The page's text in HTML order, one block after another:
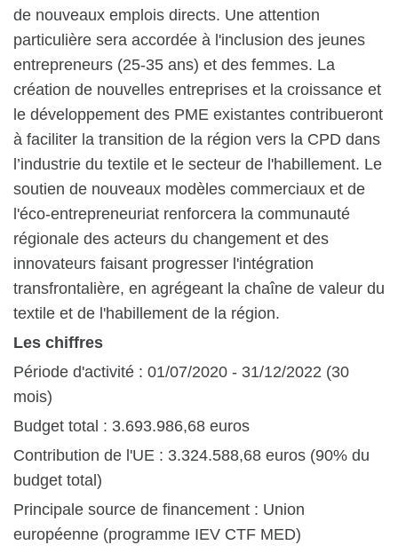
de nouveaux emplois directs. Une attention
particulière sera accordée à l'inclusion des jeunes
entrepreneurs (25-35 ans) et des femmes. La
création de nouvelles entreprises et la croissance et
le développement des PME existantes contribueront
à faciliter la transition de la région vers la CPD dans
l’industrie du textile et le secteur de l'habillement. Le
soutien de nouveaux modèles commerciaux et de
l'éco-entrepreneuriat renforcera la communauté
régionale des acteurs du changement et des
innovateurs faisant progresser l'intégration
transfrontalière, en agrégeant la chaîne de valeur du
textile et de l'habillement de la région.
Les chiffres
Période d'activité : 01/07/2020 - 31/12/2022 (30
mois)
Budget total : 3.693.986,68 euros
Contribution de l'UE : 3.324.588,68 euros (90% du
budget total)
Principale source de financement : Union
européenne (programme IEV CTF MED)